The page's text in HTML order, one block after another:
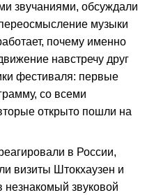
звучаниями, обсуждали
музыки
почему именно
навстречу друг
фестиваля: первые
со всеми
открыто пошли на
в России,
визиты Штокхаузен и
звуковой